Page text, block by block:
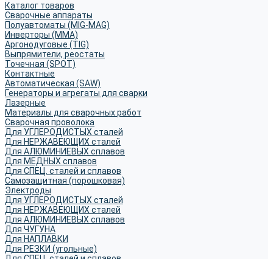
Каталог товаров
Сварочные аппараты
Полуавтоматы (MIG-MAG)
Инверторы (MMA)
Аргонодуговые (TIG)
Выпрямители, реостаты
Точечная (SPOT)
Контактные
Автоматическая (SAW)
Генераторы и агрегаты для сварки
Лазерные
Материалы для сварочных работ
Сварочная проволока
Для УГЛЕРОДИСТЫХ сталей
Для НЕРЖАВЕЮЩИХ сталей
Для АЛЮМИНИЕВЫХ сплавов
Для МЕДНЫХ сплавов
Для СПЕЦ. сталей и сплавов
Самозащитная (порошковая)
Электроды
Для УГЛЕРОДИСТЫХ сталей
Для НЕРЖАВЕЮЩИХ сталей
Для АЛЮМИНИЕВЫХ сплавов
Для ЧУГУНА
Для НАПЛАВКИ
Для РЕЗКИ (угольные)